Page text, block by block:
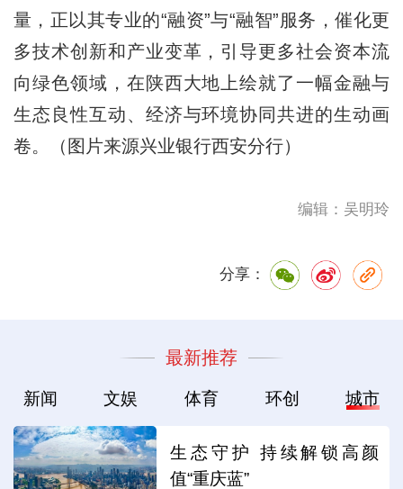
量，正以其专业的“融资”与“融智”服务，催化更
多技术创新和产业变革，引导更多社会资本流
向绿色领域，在陕西大地上绘就了一幅金融与
生态良性互动、经济与环境协同共进的生动画
卷。（图片来源兴业银行西安分行）
编辑：吴明玲
分享：
最新推荐
新闻 文娱 体育 环创 城市
生态守护 持续解锁高颜
值“重庆蓝”